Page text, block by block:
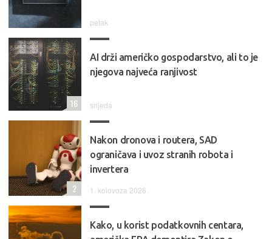
petak
AI drži američko gospodarstvo, ali to je
njegova najveća ranjivost
srijeda
16
Nakon dronova i routera, SAD
ograničava i uvoz stranih robota i
invertera
1. kolovoza 2026.
2
Kako, u korist podatkovnih centara,